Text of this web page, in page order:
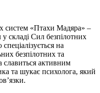
систем «Птахи Мадяра» –
у складі Сил безпілотних
на
безпілотних та
славиться активним
та шукає психолога, який